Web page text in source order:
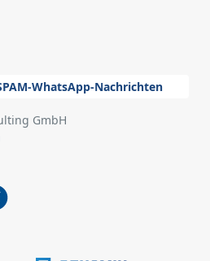
WhatsApp-Nachrichten
GmbH